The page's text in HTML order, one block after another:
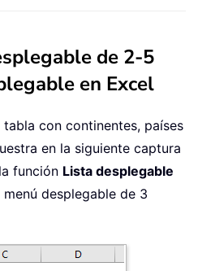
de 2-5
en Excel
con continentes, países
en la siguiente captura
función Lista desplegable
desplegable de 3